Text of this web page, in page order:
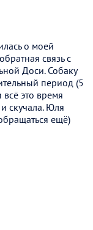
о моей
связь с
Доси. Собаку
период (5
это время
скучала. Юля
ещё)